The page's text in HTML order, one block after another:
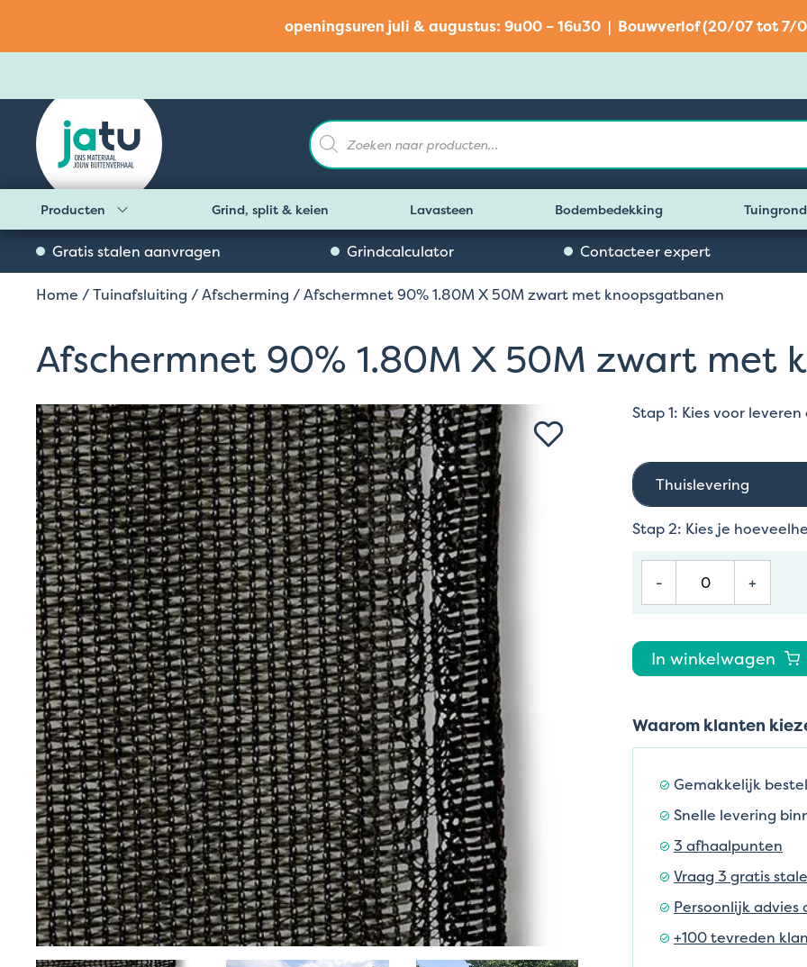
openingsuren juli & augustus: 9u00 – 16u30 | Bouwverlof (20/07 tot 7/
Producten
zoeken
Producten Grind, split & keien Lavasteen Bodembedekking Tuingrond
Gratis stalen aanvragen Grindcalculator Contacteer expert
Home /Tuinafsluiting /Afscherming / Afschermnet 90% 1.80M X 50M zwart met knoopsgatbanen
Afschermnet 90% 1.80M X 50M zwart met
Stap 1: Kies voor
Thuislevering
Stap 2: Kies je
- +
In winkelwagen
Waarom klanten
Gemakkelijk
Snelle levering
3 afhaalpunten
Vraag 3 gratis
Persoonlijk
+100 tevreden